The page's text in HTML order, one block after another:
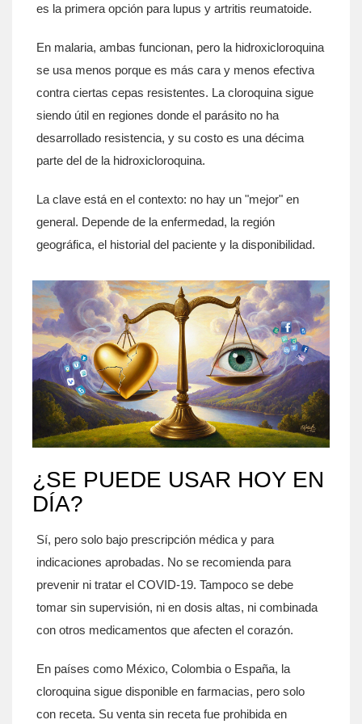
es la primera opción para lupus y artritis reumatoide.
En malaria, ambas funcionan, pero la hidroxicloroquina
se usa menos porque es más cara y menos efectiva
contra ciertas cepas resistentes. La cloroquina sigue
siendo útil en regiones donde el parásito no ha
desarrollado resistencia, y su costo es una décima
parte del de la hidroxicloroquina.
La clave está en el contexto: no hay un "mejor" en
general. Depende de la enfermedad, la región
geográfica, el historial del paciente y la disponibilidad.
¿SE PUEDE USAR HOY EN
DÍA?
Sí, pero solo bajo prescripción médica y para
indicaciones aprobadas. No se recomienda para
prevenir ni tratar el COVID-19. Tampoco se debe
tomar sin supervisión, ni en dosis altas, ni combinada
con otros medicamentos que afecten el corazón.
En países como México, Colombia o España, la
cloroquina sigue disponible en farmacias, pero solo
con receta. Su venta sin receta fue prohibida en